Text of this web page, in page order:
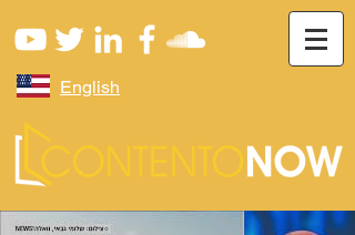
English